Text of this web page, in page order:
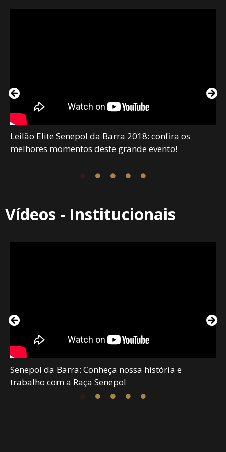
Leilão Elite Senepol da Barra 2018: confira os
melhores momentos deste grande evento!
Vídeos - Institucionais
Senepol da Barra: Conheça nossa história e
trabalho com a Raça Senepol